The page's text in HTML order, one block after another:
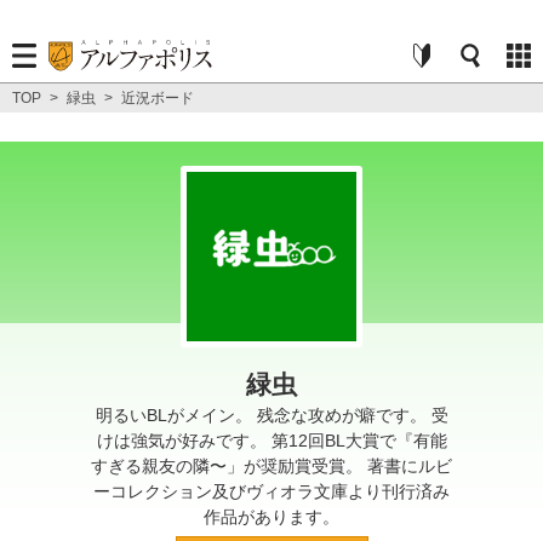
TOP > 緑虫 > 近況ボード
緑虫
明るいBLがメイン。 残念な攻めが癖です。 受
けは強気が好みです。 第12回BL大賞で『有能
すぎる親友の隣〜」が奨励賞受賞。 著書にルビ
ーコレクション及びヴィオラ文庫より刊行済み
作品があります。